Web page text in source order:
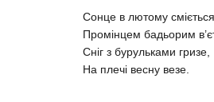
Сонце в лютому
Промінцем бадьорим
Сніг з бурульками гризе,
На плечі весну везе.